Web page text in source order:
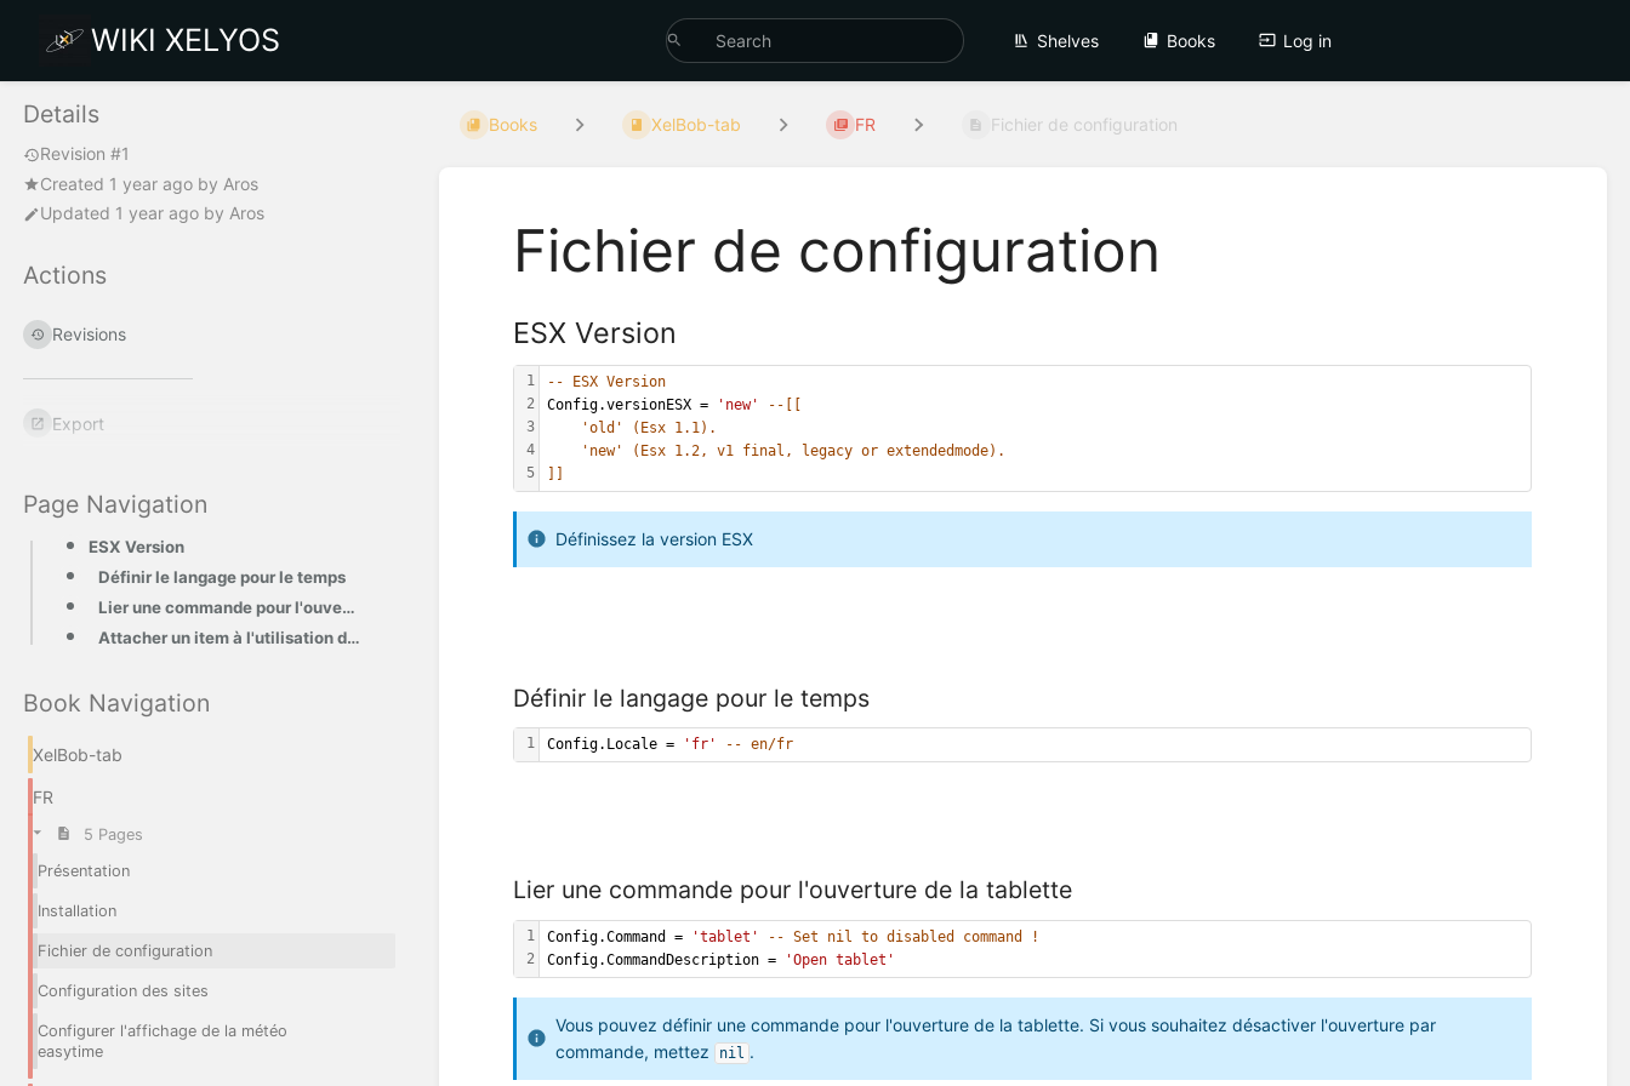
WIKI XELYOS Shelves Books Log in
Details
Revision #1
Created 1 year ago by Aros
Updated 1 year ago by Aros
Actions
Revisions
Export
Page Navigation
ESX Version
Définir le langage pour le temps
Lier une commande pour l'ouverture de la tablette
Attacher un item à l'utilisation de la tablette
Book Navigation
XelBob-tab
FR
5 Pages
Présentation
Installation
Fichier de configuration
Configuration des sites
Configurer l'affichage de la météo
easytime
Books XelBob-tab FR Fichier de configuration
Fichier de configuration
ESX Version
1
2
3
4
5
-- ESX Version
Config.versionESX =
'new'
--[[
'old' (Esx 1.1).
'new' (Esx 1.2, v1 final, legacy or extendedmode).
Définissez la version ESX
Définir le langage pour le temps
1 Config.Locale = 'fr' -- en/fr
Lier une commande pour l'ouverture de la tablette
1
2
Config.Command = 'tablet'
-- Set nil to disabled command !
Config.CommandDescription =
'Open tablet'
Vous pouvez définir une commande pour l'ouverture de la tablette. Si vous souhaitez désactiver l'ouverture par
commande, mettez
nil .